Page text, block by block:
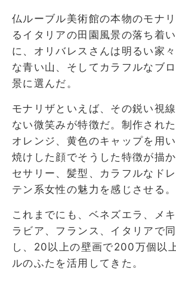
仏ルーブル美術館の本物のモナ
るイタリアの田園風景の落ち着
に、オリバレスさんは明るい家
な青い山、そしてカラフルなブ
景に選んだ。
モナリザといえば、その鋭い視
ない微笑みが特徴だ。制作され
オレンジ、黄色のキャップを用
焼けした顔でそうした特徴が描
セサリー、髪型、カラフルなド
テン系女性の魅力を感じさせる。
これまでにも、ベネズエラ、メ
ラビア、フランス、イタリアで
し、20以上の壁画で200万個以
ルのふたを活用してきた。